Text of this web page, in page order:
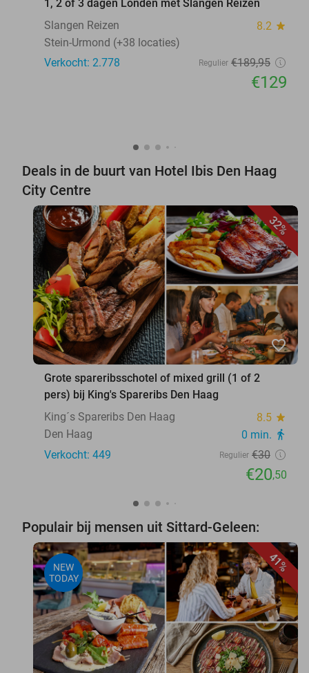
1, 2 of 3 dagen Londen met Slangen Reizen
Slangen Reizen
8.2 star
Stein-Urmond (+38 locaties)
Verkocht: 2.778
Regulier €189,95
€129
Deals in de buurt van Hotel Ibis Den Haag
City Centre
32%
favorite_border
Grote spareribsschotel of mixed grill (1 of 2
pers) bij King's Spareribs Den Haag
King´s Spareribs Den Haag
8.5 star
Den Haag 0 min. directions_walk
Verkocht: 449 Regulier €30
€20,50
Populair bij mensen uit Sittard-Geleen:
41%
NEW
TODAY